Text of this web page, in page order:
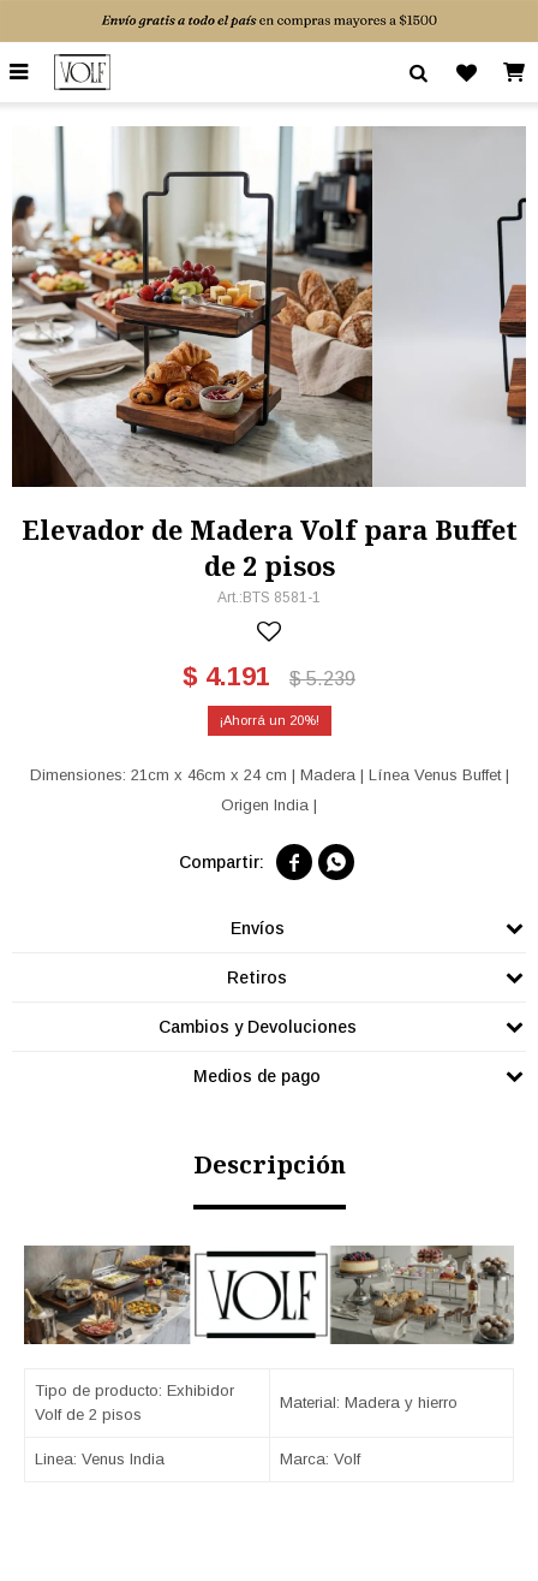

Elevador de Madera Volf para Buffet
de 2 pisos
BTS 8581-1
$ 4.191 $ 5.239
20
Dimensiones: 21cm x 46cm x 24 cm | Madera | Línea Venus Buffet |
Origen India |
 
Envíos
Retiros
Cambios y Devoluciones
Medios de pago
Descripción
Tipo de producto: Exhibidor
Volf de 2 pisos
Material: Madera y hierro
Linea: Venus India Marca: Volf